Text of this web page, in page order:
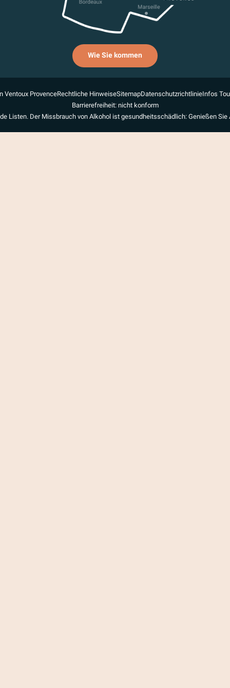
Wie Sie kommen
Ventoux ProvenceRechtliche HinweiseSitemapDatenschutzrichtlinieInfos
Barrierefreiheit: nicht konform
Listen. Der Missbrauch von Alkohol ist gesundheitsschädlich: Genießen Sie